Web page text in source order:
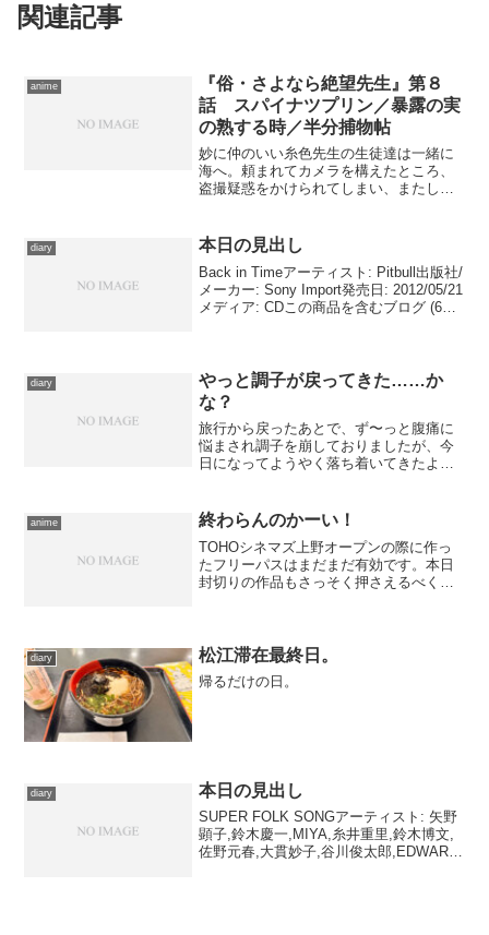
関連記事
anime
『俗・さよなら絶望先生』第８
話 スパイナツプリン／暴露の実
の熟する時／半分捕物帖
妙に仲のいい糸色先生の生徒達は一緒に
海へ。頼まれてカメラを構えたところ、
盗撮疑惑をかけられてしまい、またして
ーがひと月を経て無理が露呈した
り…… ……わざとやってるんだ...
diary 本日の見出し
Back in Timeアーティスト: Pitbull出版社/
メーカー: Sony Import発売日: 2012/05/21
メディア: CDこの商品を含むブログ (6件)
diary
やっと調子が戻ってきた……か
な？
旅行から戻ったあとで、ず〜っと腹痛に
悩まされ調子を崩しておりましたが、今
日になってようやく落ち着いてきたよう
に色々と詰まってきてしまい、今日はま
だ『怪し会八雲』のレポー...
anime 終わらんのかーい！
TOHOシネマズ上野オープンの際に作っ
たフリーパスはまだまだ有効です。本日
封切りの作品もさっそく押さえるべく、
しまうくらいの近さがほ...
diary 松江滞在最終日。
帰るだけの日。
diary 本日の見出し
SUPER FOLK SONGアーティスト: 矢野
顕子,鈴木慶一,MIYA,糸井重里,鈴木博文,
佐野元春,大貫妙子,谷川俊太郎,EDWARD